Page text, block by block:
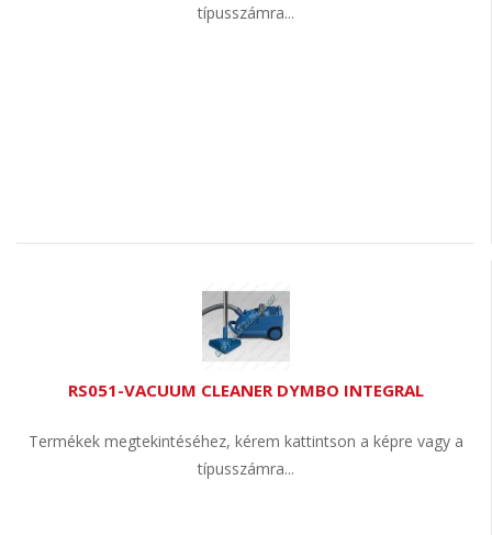
típusszámra...
RS051-VACUUM CLEANER DYMBO INTEGRAL
Termékek megtekintéséhez, kérem kattintson a képre vagy a
típusszámra...